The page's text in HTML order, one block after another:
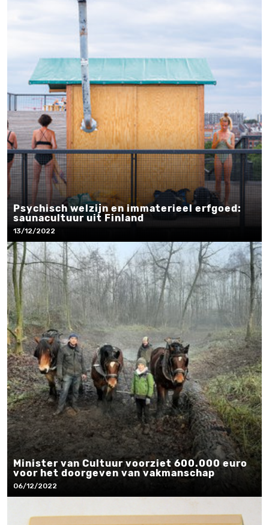
Psychisch welzijn en immaterieel erfgoed:
saunacultuur uit Finland
13/12/2022
Minister van Cultuur voorziet 600.000 euro
voor het doorgeven van vakmanschap
06/12/2022